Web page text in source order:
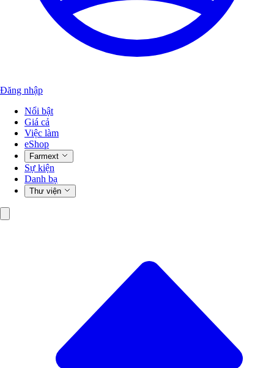
Đăng nhập
Nổi bật
Giá cả
Việc làm
eShop
Farmext
Sự kiện
Danh bạ
Thư viện